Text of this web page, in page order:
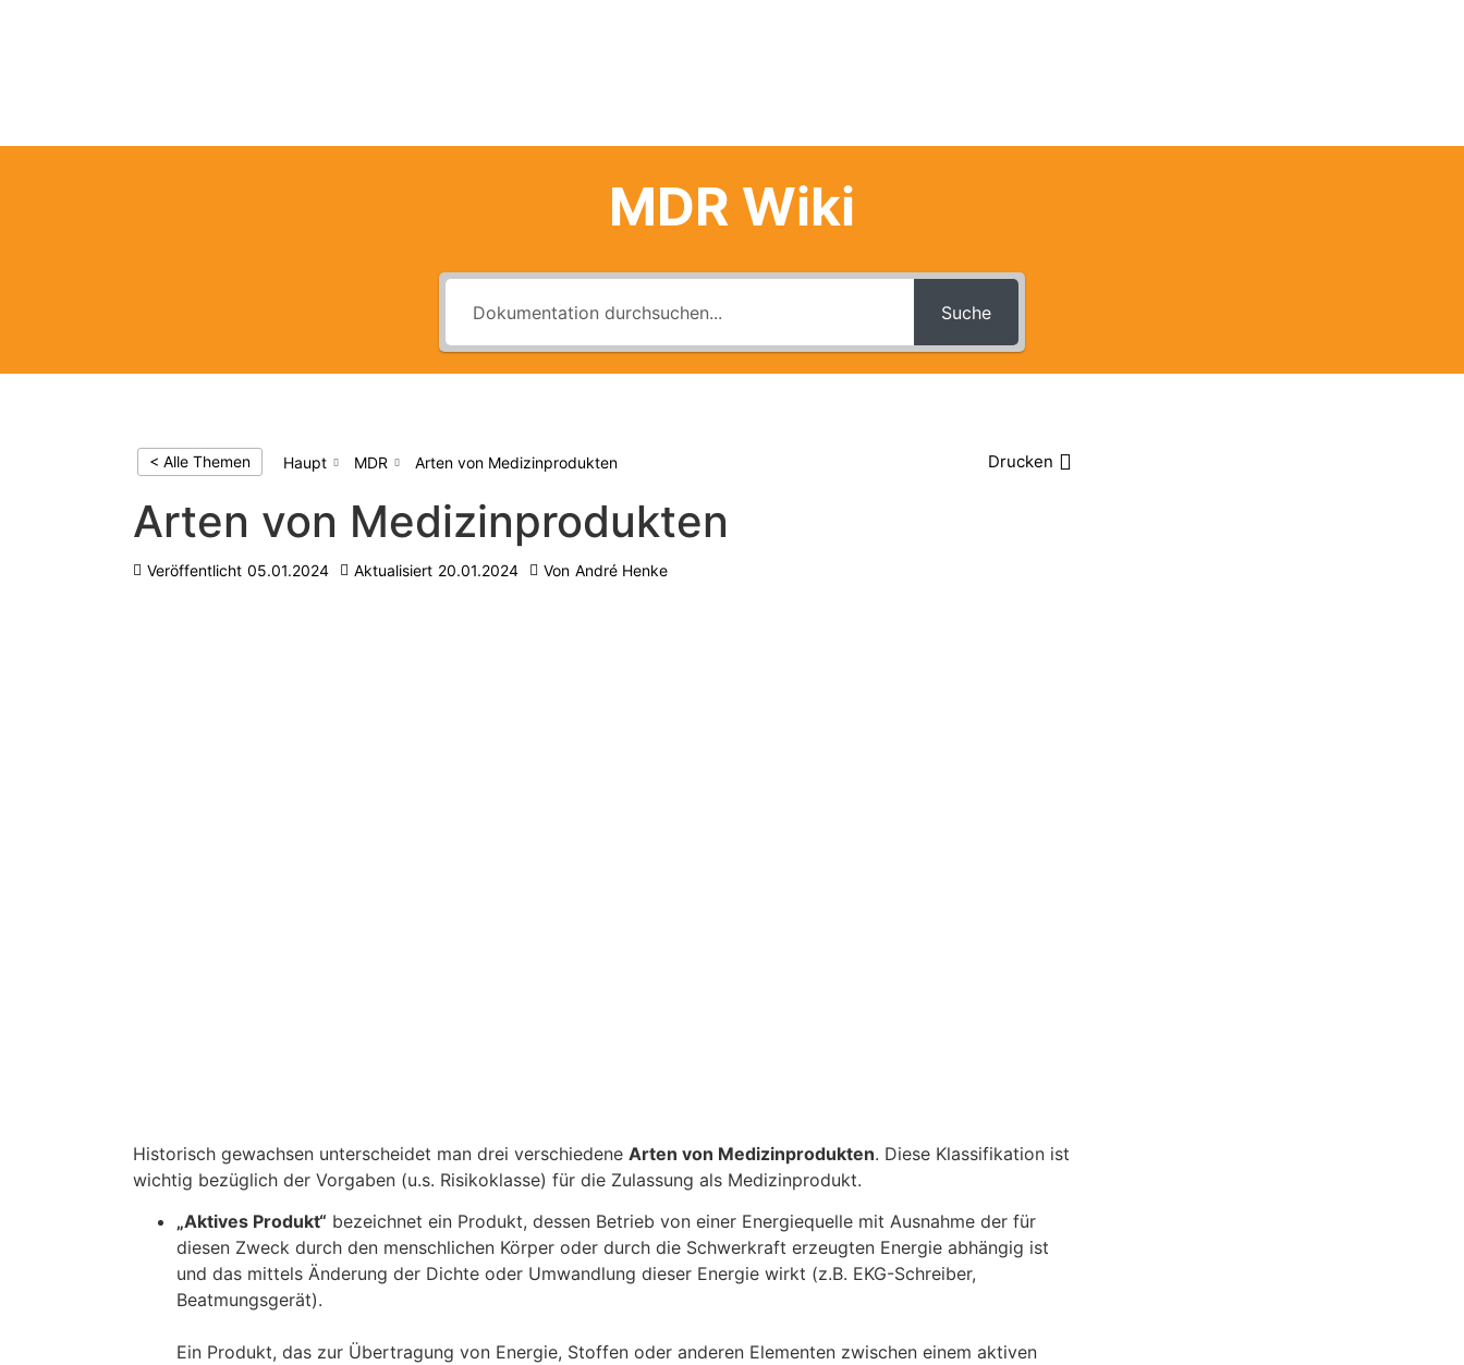
MDR Wiki
Suche
< Alle Themen Haupt MDR Arten von Medizinprodukten Drucken
Arten von Medizinprodukten
Veröffentlicht 05.01.2024 Aktualisiert 20.01.2024 Von André Henke
Historisch gewachsen unterscheidet man drei verschiedene Arten von Medizinprodukten. Diese Klassifikation ist
wichtig bezüglich der Vorgaben (u.s. Risikoklasse) für die Zulassung als Medizinprodukt.
„Aktives Produkt“ bezeichnet ein Produkt, dessen Betrieb von einer Energiequelle mit Ausnahme der für
diesen Zweck durch den menschlichen Körper oder durch die Schwerkraft erzeugten Energie abhängig ist
und das mittels Änderung der Dichte oder Umwandlung dieser Energie wirkt (z.B. EKG-Schreiber,
Beatmungsgerät).
Ein Produkt, das zur Übertragung von Energie, Stoffen oder anderen Elementen zwischen einem aktiven